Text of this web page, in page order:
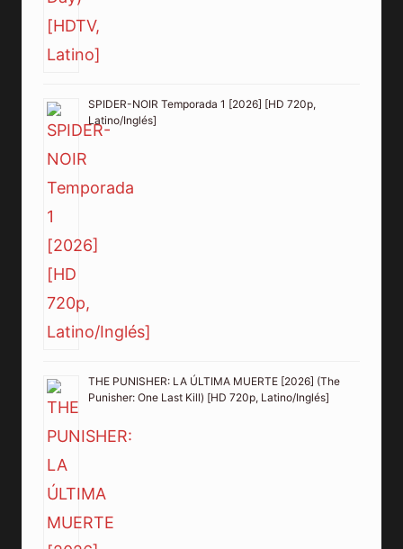
SPIDER-NOIR Temporada 1 [2026] [HD 720p,
Latino/Inglés]
THE PUNISHER: LA ÚLTIMA MUERTE [2026] (The
Punisher: One Last Kill) [HD 720p, Latino/Inglés]